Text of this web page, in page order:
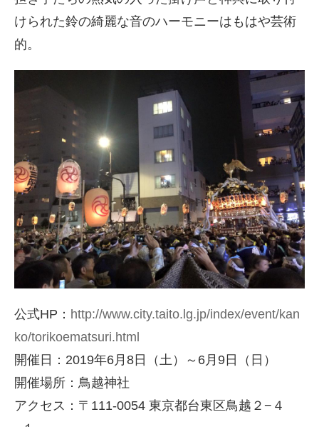
けられた鈴の綺麗な音のハーモニーはもはや芸術
的。
公式HP： http://www.city.taito.lg.jp/index/event/kan
ko/torikoematsuri.html
開催日：2019年6月8日（土）～6月9日（日）
開催場所：鳥越神社
アクセス：〒111-0054 東京都台東区鳥越２−４